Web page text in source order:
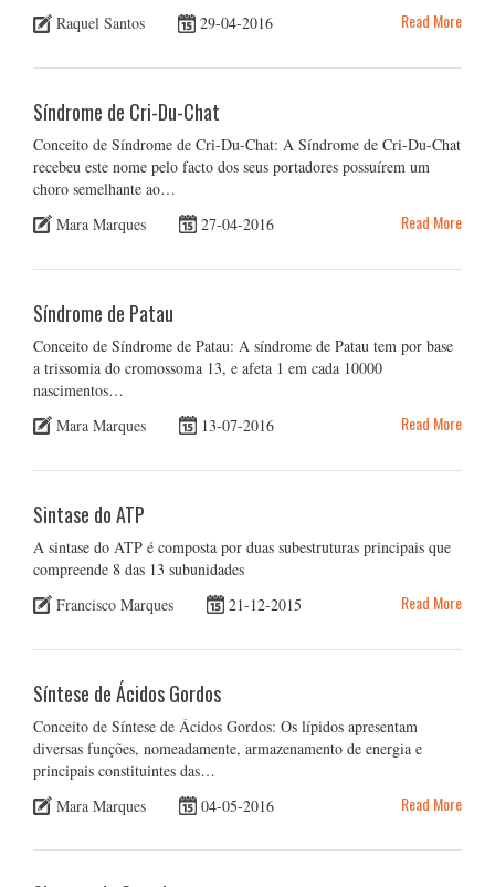
Raquel Santos
29-04-2016 Read More
Síndrome de Cri-Du-Chat
Conceito de Síndrome de Cri-Du-Chat: A Síndrome de Cri-Du-Chat
recebeu este nome pelo facto dos seus portadores possuírem um
choro semelhante ao…
Mara Marques
27-04-2016 Read More
Síndrome de Patau
Conceito de Síndrome de Patau: A síndrome de Patau tem por base
a trissomia do cromossoma 13, e afeta 1 em cada 10000
nascimentos…
Mara Marques
13-07-2016 Read More
Sintase do ATP
A sintase do ATP é composta por duas subestruturas principais que
compreende 8 das 13 subunidades
Francisco Marques
21-12-2015 Read More
Síntese de Ácidos Gordos
Conceito de Síntese de Ácidos Gordos: Os lípidos apresentam
diversas funções, nomeadamente, armazenamento de energia e
principais constituintes das…
Mara Marques
04-05-2016 Read More